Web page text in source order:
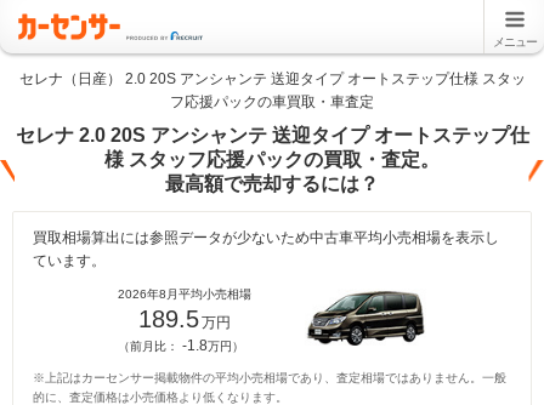
メニュー
セレナ（日産） 2.0 20S アンシャンテ 送迎タイプ オートステップ仕様 スタッ
フ応援パックの車買取・車査定
セレナ 2.0 20S アンシャンテ 送迎タイプ オートステップ仕
様 スタッフ応援パックの買取・査定。
最高額で売却するには？
買取相場算出には参照データが少ないため中古車平均小売相場を表示し
ています。
2026年8月平均小売相場
189.5万円
（前月比： -1.8万円）
※上記はカーセンサー掲載物件の平均小売相場であり、査定相場ではありません。一般
的に、査定価格は小売価格より低くなります。